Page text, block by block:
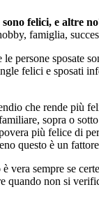
felici, e altre
famiglia,
persone sposate
felici e sposati
che rende più
sopra o
più felice di
questo è un
vera sempre se
quando non si